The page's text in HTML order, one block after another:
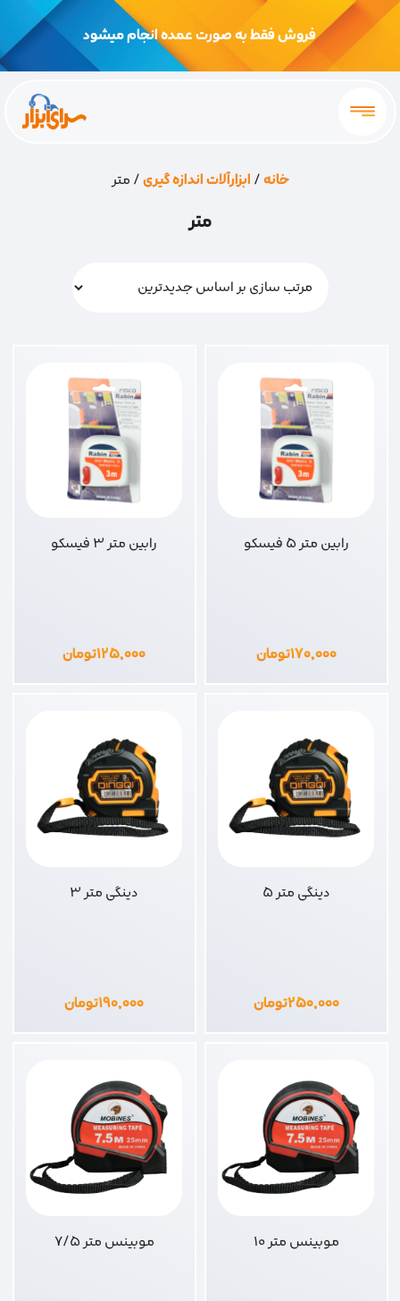
فروش فقط به صورت عمده انجام میشود
خانه/ابزارآلات اندازه گیری/ متر
متر
رابین متر 5 فیسکو
۱۷۰,۰۰۰تومان
رابین متر 3 فیسکو
۱۲۵,۰۰۰تومان
دینگی متر 5
۲۵۰,۰۰۰تومان
دینگی متر 3
۱۹۰,۰۰۰تومان
موبینس متر 10 موبینس متر 7/5